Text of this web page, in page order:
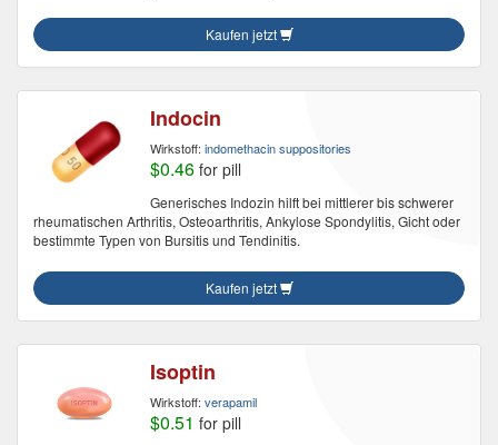
Kaufen jetzt
Indocin
Wirkstoff: indomethacin suppositories
$0.46 for pill
Generisches Indozin hilft bei mittlerer bis schwerer
rheumatischen Arthritis, Osteoarthritis, Ankylose Spondylitis, Gicht oder
bestimmte Typen von Bursitis und Tendinitis.
Kaufen jetzt
Isoptin
Wirkstoff: verapamil
$0.51 for pill